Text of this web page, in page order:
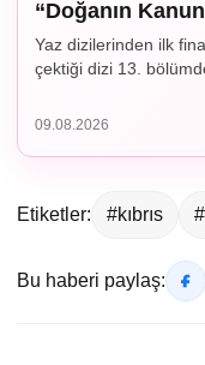
“Doğanın
Yaz dizilerinden ilk
çektiği dizi 13.
09.08.2026
Etiketler: #kıbrıs
Bu haberi paylaş: